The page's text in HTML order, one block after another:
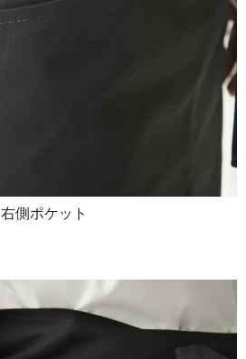
右側ポケット